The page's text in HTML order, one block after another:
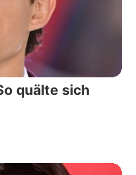
quälte sich